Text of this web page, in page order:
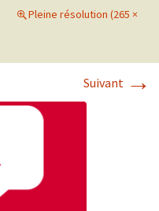
Pleine résolution (265 ×
Suivant →